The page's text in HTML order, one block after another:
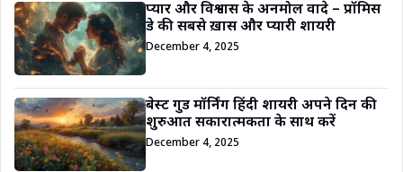
प्यार और विश्वास के अनमोल वादे – प्रॉमिस
डे की सबसे ख़ास और प्यारी शायरी
December 4, 2025
बेस्ट गुड मॉर्निंग हिंदी शायरी अपने दिन की
शुरुआत सकारात्मकता के साथ करें
December 4, 2025